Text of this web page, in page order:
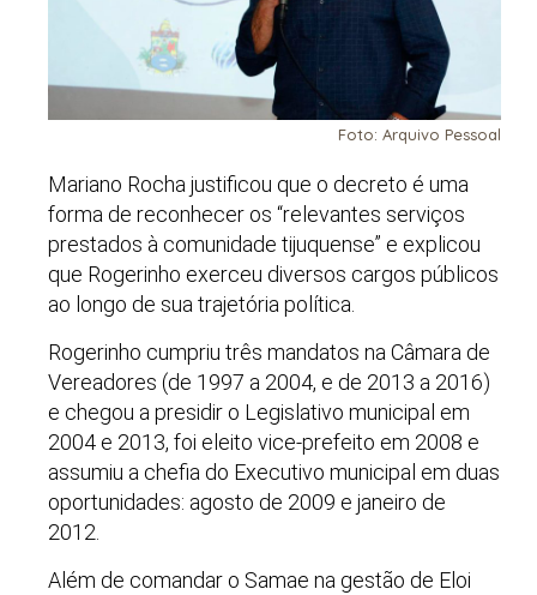
Foto: Arquivo Pessoal
Mariano Rocha justificou que o decreto é uma
forma de reconhecer os “relevantes serviços
prestados à comunidade tijuquense” e explicou
que Rogerinho exerceu diversos cargos públicos
ao longo de sua trajetória política.
Rogerinho cumpriu três mandatos na Câmara de
Vereadores (de 1997 a 2004, e de 2013 a 2016)
e chegou a presidir o Legislativo municipal em
2004 e 2013, foi eleito vice-prefeito em 2008 e
assumiu a chefia do Executivo municipal em duas
oportunidades: agosto de 2009 e janeiro de
2012.
Além de comandar o Samae na gestão de Eloi